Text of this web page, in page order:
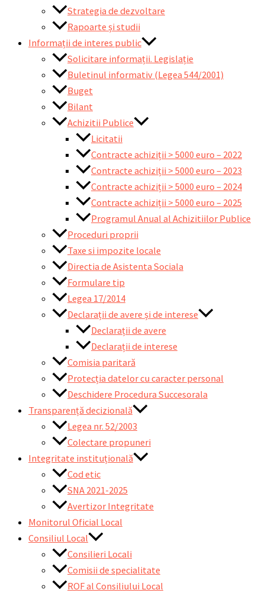
Strategia de dezvoltare
Rapoarte și studii
Informații de interes public
Solicitare informații. Legislație
Buletinul informativ (Legea 544/2001)
Buget
Bilant
Achizitii Publice
Licitatii
Contracte achiziții > 5000 euro – 2022
Contracte achiziții > 5000 euro – 2023
Contracte achiziții > 5000 euro – 2024
Contracte achiziții > 5000 euro – 2025
Programul Anual al Achizitiilor Publice
Proceduri proprii
Taxe si impozite locale
Directia de Asistenta Sociala
Formulare tip
Legea 17/2014
Declarații de avere și de interese
Declarații de avere
Declarații de interese
Comisia paritară
Protecția datelor cu caracter personal
Deschidere Procedura Succesorala
Transparență decizională
Legea nr. 52/2003
Colectare propuneri
Integritate instituțională
Cod etic
SNA 2021-2025
Avertizor Integritate
Monitorul Oficial Local
Consiliul Local
Consilieri Locali
Comisii de specialitate
ROF al Consiliului Local